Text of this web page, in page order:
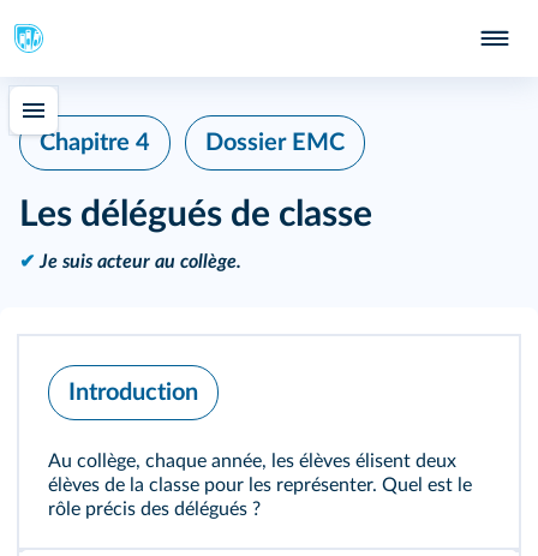
Chapitre 4 Dossier EMC
Les délégués de classe
✔ Je suis acteur au collège.
Introduction
Au collège, chaque année, les élèves élisent deux
élèves de la classe pour les représenter. Quel est le
rôle précis des délégués ?